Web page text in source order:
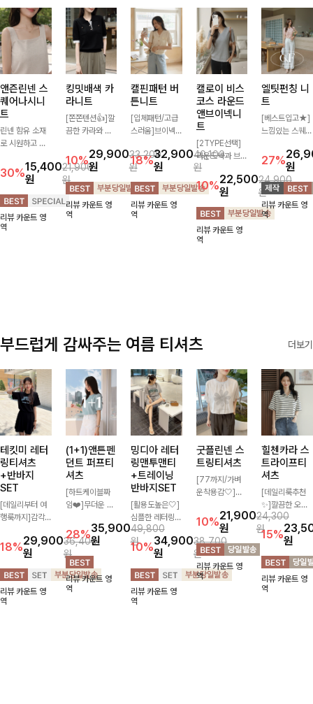
앤즌린넨 스
퀘어나시니
트
린넨 함유 소재
로 시원하고 쾌
좋은 나시 니트
🌿 깔끔한 스퀘
어넥 디자인이
쇄골 라인을 더
욱 여리하고 여
성스럽게 연출해
30%15,400
원
21,900
원
리뷰 카운트 영
역
킹밋배색 카
라니트
[쫀쫀텐션👍]깔
끔한 카라와 반
만나 하나만 입
어도 완성도 높
은 스타일링을
연출해드려요 부
담 없이 즐기기
좋은 데일리 니
10%29,900
원
33,200
원
리뷰 카운트 영
역
캘핀패턴 버
튼니트
[입체패턴/고급
스러움]브이넥
패턴이 어우러져
포인트 있게 즐
기기 좋은 가디
건 🤍 가볍게 걸
쳐주기만 해도
스타일리시한 무
18%32,900
원
40,100
원
리뷰 카운트 영
역
캘로이 비스
코스 라운드
앤브이넥니
트
[2TYPE선택]
라운드넥과 브이
넥 두 가지 디자
인으로 취향에
맞게 선택 가능
한 베이직 니트
🤍 깔끔한 실루
엣과 부드러운
착용감으로 단독
10%22,500
원
24,900
원
리뷰 카운트 영
역
엘팃펀칭 니
트
[베스트입고★]
느낌있는 스퀘어
으로 세련됨이
묻어나는 니트:)
시원쫀쫀함 가
득, 여성스러운
룩을 완성해봐요
♡
27%원
리뷰 카운트 영
역
부드럽게 감싸주는 여름 티셔츠 더보기
테킷미 레터
링티셔츠
+반바지
SET
[데일리부터 여
행룩까지]감각
셔츠와 플레어
핏 반바지가 함
께 구성된 세트
아이템으로, 편
안하면서도 캐주
얼한 꾸안꾸룩을
18%29,900
원
36,400
원
리뷰 카운트 영
역
(1+1)앤튼펜
던트 퍼프티
셔츠
[하트케이블짜
임❤️]무더운 여
낭만같은 티셔츠
소재감에서 주는
포인트와 금장으
로 고급스러움도
놓치지 말아요♥
28%35,900
원
49,800
원
리뷰 카운트 영
역
밍디아 레터
링맨투맨티
+트레이닝
반바지SET
[활용도높은🤍]
심플한 레터링
포인트의 반팔
티셔츠와 여유롭
게 떨어지는 반
바지 조합으로
꾸안꾸 무드 제
대로 살려주는
트레이닝 세트
10%34,900
원
38,700
원
리뷰 카운트 영
역
굿플린넨 스
트링티셔츠
[77까지/가벼
운착용감🤍]린
럴한 플라워 프
린팅이 포인트가
되어 하나만으로
도 감성 있는 스
타일을 완성해드
리는 티셔츠-🌼
10%21,900
원
24,300
원
리뷰 카운트 영
역
힐첸카라 스
트라이프티
셔츠
[데일리룩추천
✨]깔끔한 오픈
카라넥과 조화로
운 배색이 들어
간 스트라이프
패턴으로 단정하
고 캐주얼한 무
드를 선사하는
반팔 티셔츠에
15%원
리뷰 카운트 영
역